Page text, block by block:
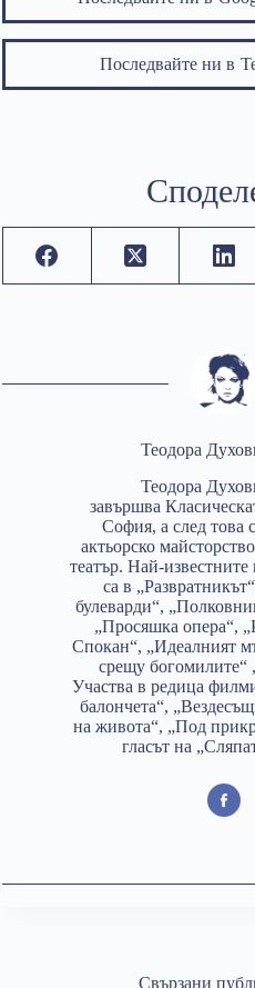
Последвайте ни в
Теодора
Теодора
завършва
София, а след това
актьорско
театър. Най-известните
са в
булеварди“,
„Просяшка опера“,
Спокан“, „Идеалният
срещу богомилите“
Участва в редица
балончета“,
на живота“, „Под
гласът на
Свързани